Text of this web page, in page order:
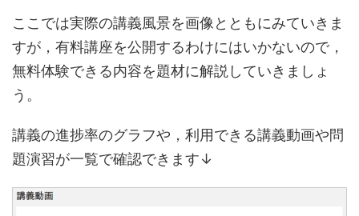
ここでは実際の講義風景を画像とともにみていきま
すが，有料講座を公開するわけにはいかないので，
無料体験できる内容を題材に解説していきましょ
う。
講義の進捗率のグラフや，利用できる講義動画や問
題演習が一覧で確認できます↓